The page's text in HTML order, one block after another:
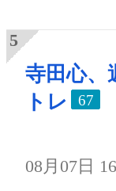
寺田心、
トレ
67
08月07日